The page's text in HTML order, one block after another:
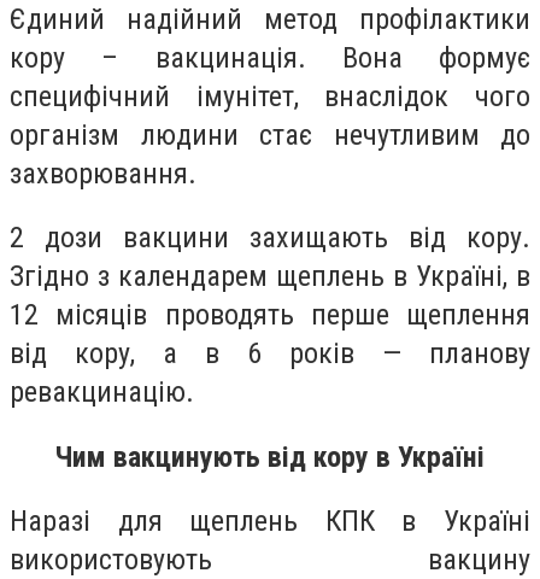
Єдиний надійний метод профілактики
кору – вакцинація. Вона формує
специфічний імунітет, внаслідок чого
організм людини стає нечутливим до
захворювання.
2 дози вакцини захищають від кору.
Згідно з календарем щеплень в Україні, в
12 місяців проводять перше щеплення
від кору, а в 6 років — планову
ревакцинацію.
Чим вакцинують від кору в Україні
Наразі для щеплень КПК в Україні
використовують вакцину